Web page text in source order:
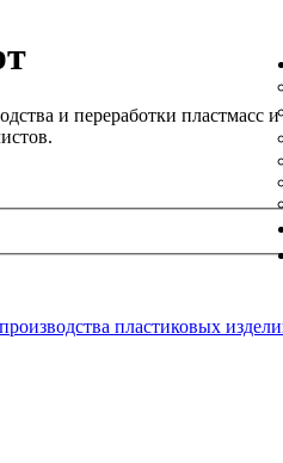
и переработки пластмасс и
пластиковых